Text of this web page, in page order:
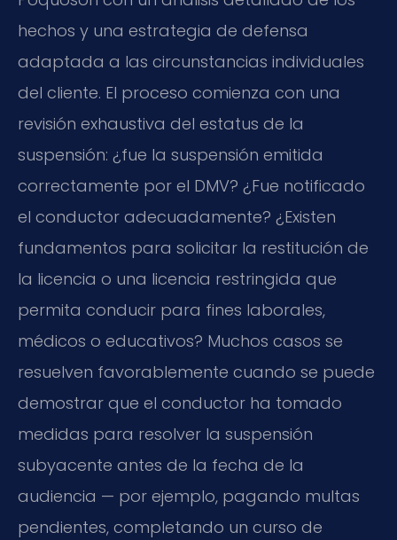
hechos y una estrategia de defensa
adaptada a las circunstancias individuales
del cliente. El proceso comienza con una
revisión exhaustiva del estatus de la
suspensión: ¿fue la suspensión emitida
correctamente por el DMV? ¿Fue notificado
el conductor adecuadamente? ¿Existen
fundamentos para solicitar la restitución de
la licencia o una licencia restringida que
permita conducir para fines laborales,
médicos o educativos? Muchos casos se
resuelven favorablemente cuando se puede
demostrar que el conductor ha tomado
medidas para resolver la suspensión
subyacente antes de la fecha de la
audiencia — por ejemplo, pagando multas
pendientes, completando un curso de